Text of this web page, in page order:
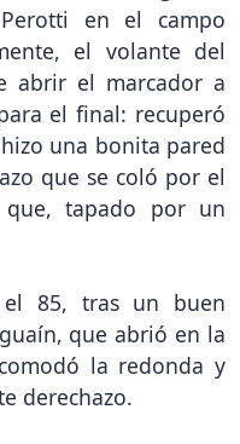
en el campo
el volante del
abrir el marcador a
el final: recuperó
una bonita pared
que se coló por el
tapado por un
85, tras un buen
que abrió en la
la redonda y
derechazo.